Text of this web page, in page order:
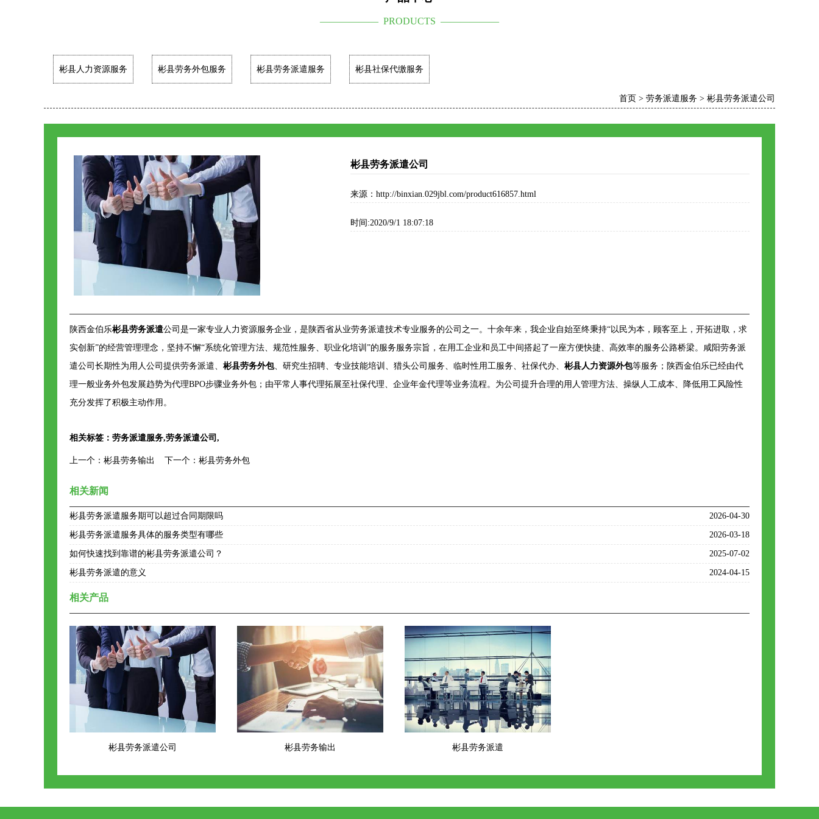
—————— PRODUCTS ——————
彬县人力资源服务 彬县劳务外包服务 彬县劳务派遣服务 彬县社保代缴服务
首页 > 劳务派遣服务 > 彬县劳务派遣公司
彬县劳务派遣公司
来源：http://binxian.029jbl.com/product616857.html
时间:2020/9/1 18:07:18
陕西金伯乐彬县劳务派遣公司是一家专业人力资源服务企业，是陕西省从业劳务派遣技术专业服务的公司之一。十余年来，我企业自始至终秉持“以民为本，顾客至上，开拓进取，求
实创新”的经营管理理念，坚持不懈“系统化管理方法、规范性服务、职业化培训”的服务服务宗旨，在用工企业和员工中间搭起了一座方便快捷、高效率的服务公路桥梁。咸阳劳务派
遣公司长期性为用人公司提供劳务派遣、 彬县劳务外包、研究生招聘、专业技能培训、猎头公司服务、临时性用工服务、社保代办、 彬县人力资源外包等服务；陕西金伯乐已经由代
理一般业务外包发展趋势为代理BPO步骤业务外包；由平常人事代理拓展至社保代理、企业年金代理等业务流程。为公司提升合理的用人管理方法、操纵人工成本、降低用工风险性
充分发挥了积极主动作用。
相关标签： 劳务派遣服务,劳务派遣公司 ,
上一个： 彬县劳务输出 下一个： 彬县劳务外包
相关新闻
彬县劳务派遣服务期可以超过合同期限吗 2026-04-30
彬县劳务派遣服务具体的服务类型有哪些 2026-03-18
如何快速找到靠谱的彬县劳务派遣公司？ 2025-07-02
彬县劳务派遣的意义 2024-04-15
相关产品
彬县劳务派遣公司 彬县劳务输出 彬县劳务派遣